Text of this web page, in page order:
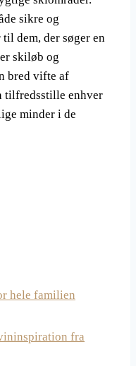
sikre og
dem, der søger en
skiløb og
bred vifte af
tilfredsstille enhver
minder i de
hele familien
fra